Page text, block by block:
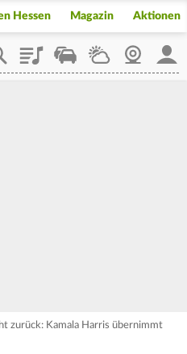
Hessen Magazin Aktionen
PlaylistStaupilotWetterWebcam
zurück: Kamala Harris übernimmt